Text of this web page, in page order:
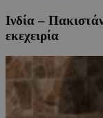
Ινδία –
εκεχειρία